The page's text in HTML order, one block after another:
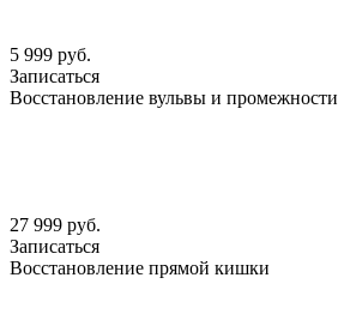
5 999 руб.
Записаться
Восстановление вульвы и промежности
27 999 руб.
Записаться
Восстановление прямой кишки